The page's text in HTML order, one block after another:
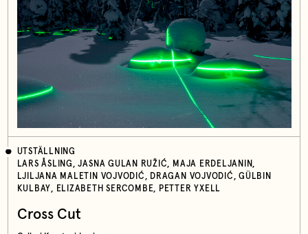
UTSTÄLLNING
LARS ÅSLING, JASNA GULAN RUŽIĆ, MAJA ERDELJANIN,
LJILJANA MALETIN VOJVODIĆ, DRAGAN VOJVODIĆ, GÜLBIN
KULBAY, ELIZABETH SERCOMBE, PETTER YXELL
Cross Cut